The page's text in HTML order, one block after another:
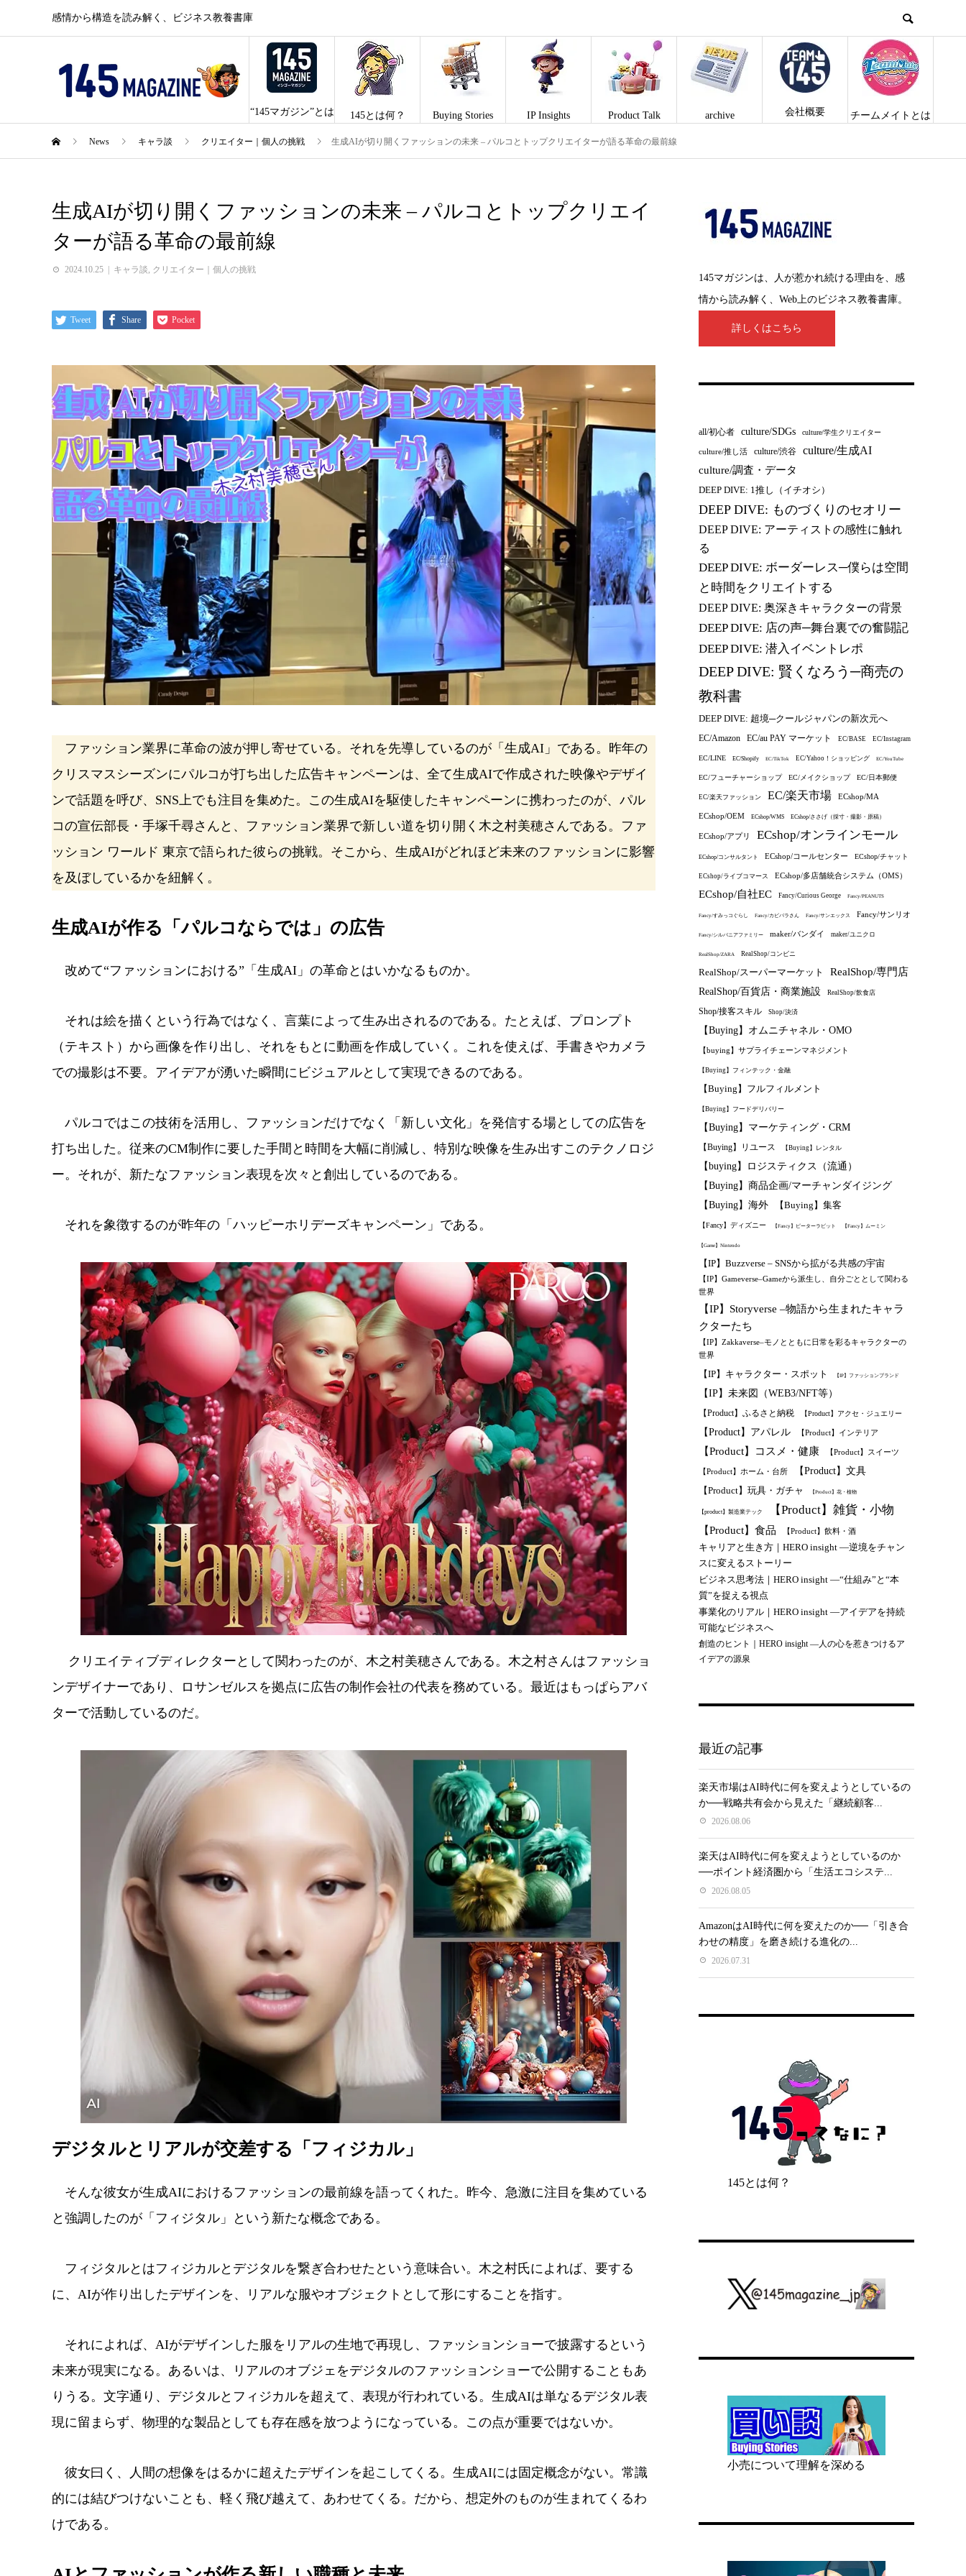
感情から構造を読み解く、ビジネス教養書庫
“145マガジン”とは 145とは何？ Buying Stories IP Insights Product Talk archive 会社概要 チームメイトとは
News キャラ談 クリエイター｜個人の挑戦 生成AIが切り開くファッションの未来 – パルコとトップクリエイターが語る革命の最前線
生成AIが切り開くファッションの未来 – パルコとトップクリエイ
ターが語る革命の最前線
2024.10.25 キャラ談, クリエイター｜個人の挑戦
Tweet Share Pocket
ファッション業界に革命の波が押し寄せている。それを先導しているのが「生成AI」である。昨年の
クリスマスシーズンにパルコが打ち出した広告キャンペーンは、全て生成AIで作成された映像やデザイ
ンで話題を呼び、SNS上でも注目を集めた。この生成AIを駆使したキャンペーンに携わったのが、パル
コの宣伝部長・手塚千尋さんと、ファッション業界で新しい道を切り開く木之村美穂さんである。ファ
ッション ワールド 東京で語られた彼らの挑戦。そこから、生成AIがどれほど未来のファッションに影響
を及ぼしているかを紐解く。
生成AIが作る「パルコならでは」の広告
改めて“ファッションにおける”「生成AI」の革命とはいかなるものか。
それは絵を描くという行為ではなく、言葉によって生み出されるのである。たとえば、プロンプト
（テキスト）から画像を作り出し、それをもとに動画を作成していく。これを使えば、手書きやカメラ
での撮影は不要。アイデアが湧いた瞬間にビジュアルとして実現できるのである。
パルコではこの技術を活用し、ファッションだけでなく「新しい文化」を発信する場としての広告を
打ち出した。従来のCM制作に要した手間と時間を大幅に削減し、特別な映像を生み出すこのテクノロジ
ー。それが、新たなファッション表現を次々と創出しているのである。
それを象徴するのが昨年の「ハッピーホリデーズキャンペーン」である。
クリエイティブディレクターとして関わったのが、木之村美穂さんである。木之村さんはファッショ
ンデザイナーであり、ロサンゼルスを拠点に広告の制作会社の代表を務めている。最近はもっぱらアバ
ターで活動しているのだ。
デジタルとリアルが交差する「フィジカル」
そんな彼女が生成AIにおけるファッションの最前線を語ってくれた。昨今、急激に注目を集めている
と強調したのが「フィジタル」という新たな概念である。
フィジタルとはフィジカルとデジタルを繋ぎ合わせたという意味合い。木之村氏によれば、要する
に、AIが作り出したデザインを、リアルな服やオブジェクトとして形にすることを指す。
それによれば、AIがデザインした服をリアルの生地で再現し、ファッションショーで披露するという
未来が現実になる。あるいは、リアルのオブジェをデジタルのファッションショーで公開することもあ
りうる。文字通り、デジタルとフィジカルを超えて、表現が行われている。生成AIは単なるデジタル表
現に留まらず、物理的な製品としても存在感を放つようになっている。この点が重要ではないか。
彼女曰く、人間の想像をはるかに超えたデザインを起こしてくる。生成AIには固定概念がない。常識
的には結びつけないことも、軽く飛び越えて、あわせてくる。だから、想定外のものが生まれてくるわ
けである。
145マガジンは、人が惹かれ続ける理由を、感
情から読み解く、Web上のビジネス教養書庫。
詳しくはこちら
all/初心者 culture/SDGs culture/学生クリエイター
culture/推し活 culture/渋谷 culture/生成AI
culture/調査・データ
DEEP DIVE: 1推し（イチオシ）
DEEP DIVE: ものづくりのセオリー
DEEP DIVE: アーティストの感性に触れ
る
DEEP DIVE: ボーダーレス─僕らは空間
と時間をクリエイトする
DEEP DIVE: 奥深きキャラクターの背景
DEEP DIVE: 店の声─舞台裏での奮闘記
DEEP DIVE: 潜入イベントレポ
DEEP DIVE: 賢くなろう─商売の
教科書
DEEP DIVE: 超境─クールジャパンの新次元へ
EC/Amazon EC/au PAY マーケット EC/BASE EC/Instagram
EC/LINE EC/Shopify EC/TikTok EC/Yahoo！ショッピング EC/YouTube
EC/フューチャーショップ EC/メイクショップ EC/日本郵便
EC/楽天ファッション EC/楽天市場 ECshop/MA
ECshop/OEM ECshop/WMS ECshop/ささげ（採寸・撮影・原稿）
ECshop/アプリ ECshop/オンラインモール
ECshop/コンサルタント ECshop/コールセンター ECshop/チャット
ECshop/ライブコマース ECshop/多店舗統合システム（OMS）
ECshop/自社EC Fancy/Curious George Fancy/PEANUTS
Fancy/すみっコぐらし Fancy/カピバラさん Fancy/サンエックス Fancy/サンリオ
Fancy/シルバニアファミリー maker/バンダイ maker/ユニクロ
RealShop/ZARA RealShop/コンビニ
RealShop/スーパーマーケット RealShop/専門店
RealShop/百貨店・商業施設 RealShop/飲食店
Shop/接客スキル Shop/決済
【Buying】オムニチャネル・OMO
【buying】サプライチェーンマネジメント
【Buying】フィンテック・金融
【Buying】フルフィルメント
【Buying】フードデリバリー
【Buying】マーケティング・CRM
【Buying】リユース 【Buying】レンタル
【buying】ロジスティクス（流通）
【Buying】商品企画/マーチャンダイジング
【Buying】海外
【Buying】集客
【Fancy】ディズニー 【Fancy】ピーターラビット 【Fancy】ムーミン
【Game】Nintendo
【IP】Buzzverse – SNSから拡がる共感の宇宙
【IP】Gameverse–Gameから派生し、自分ごととして関わる
世界
【IP】Storyverse –物語から生まれたキャラ
クターたち
【IP】Zakkaverse–モノとともに日常を彩るキャラクターの
世界
【IP】キャラクター・スポット 【IP】ファッションブランド
【IP】未来図（WEB3/NFT等）
【Product】ふるさと納税 【Product】アクセ・ジュエリー
【Product】アパレル 【Product】インテリア
【Product】コスメ・健康 【Product】スイーツ
【Product】ホーム・台所 【Product】文具
【Product】玩具・ガチャ 【Product】花・植物
【product】製造業テック 【Product】雑貨・小物
【Product】食品 【Product】飲料・酒
キャリアと生き方｜HERO insight —逆境をチャン
スに変えるストーリー
ビジネス思考法｜HERO insight —“仕組み”と“本
質”を捉える視点
事業化のリアル｜HERO insight —アイデアを持続
可能なビジネスへ
創造のヒント｜HERO insight —人の心を惹きつけるア
イデアの源泉
最近の記事
楽天市場はAI時代に何を変えようとしているの
か──戦略共有会から見えた「継続顧客...
2026.08.06
楽天はAI時代に何を変えようとしているのか
──ポイント経済圏から「生活エコシステ...
2026.08.05
AmazonはAI時代に何を変えたのか──「引き合
わせの精度」を磨き続ける進化の...
2026.07.31
145とは何？
小売について理解を深める